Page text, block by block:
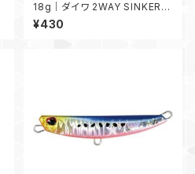
18g｜ダイワ 2WAY SINKER T
G 18g
¥430